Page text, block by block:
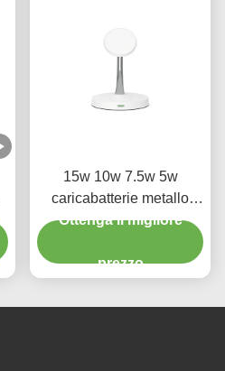
15w 10w 7.5w 5w
caricabatterie metallo
senza fili lega di zinco
notturna 2w
Ottenga il migliore
prezzo